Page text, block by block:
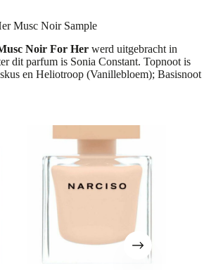
Musc Noir Sample
Noir For Her werd uitgebracht in
dit parfum is Sonia Constant. Topnoot is
en Heliotroop (Vanillebloem); Basisnoot